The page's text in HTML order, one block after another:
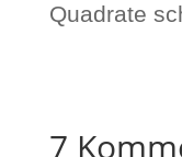
Quadrate
7